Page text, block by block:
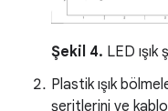
Şekil 4. LED
Plastik ışık
şeritlerini ve kablo